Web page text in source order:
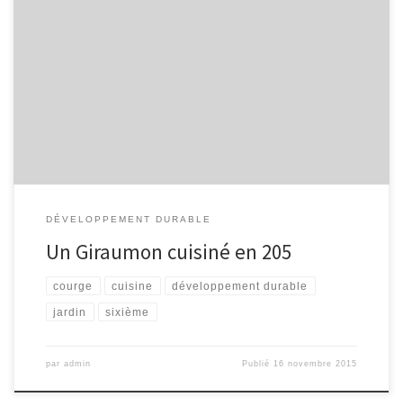
DÉVELOPPEMENT DURABLE
Un Giraumon cuisiné en 205
courge cuisine développement durable
jardin sixième
par admin Publié 16 novembre 2015